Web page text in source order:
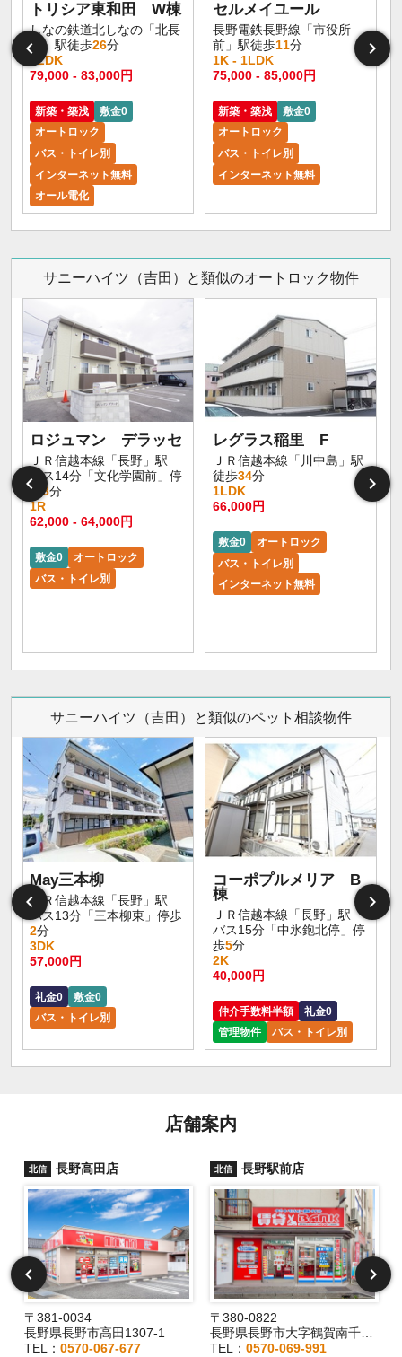
トリシア東和田 W棟
しなの鉄道北しなの「北長
野」駅徒歩26分
1LDK
79,000 - 83,000円
新築・築浅
敷金0
オートロック
バス・トイレ別
インターネット無料
オール電化
セルメイユール
長野電鉄長野線「市役所
前」駅徒歩11分
1K - 1LDK
75,000 - 85,000円
新築・築浅
敷金0
オートロック
バス・トイレ別
インターネット無料
サニーハイツ（吉田）と類似のオートロック物件
ロジュマン デラッセ
ＪＲ信越本線「長野」駅
バス14分「文化学園前」停
歩 3分
1R
62,000 - 64,000円
敷金0
オートロック
バス・トイレ別
レグラス稲里 F
ＪＲ信越本線「川中島」駅
徒歩34分
1LDK
66,000円
敷金0
オートロック
バス・トイレ別
インターネット無料
サニーハイツ（吉田）と類似のペット相談物件
May三本柳
ＪＲ信越本線「長野」駅
バス13分「三本柳東」停歩
2分
3DK
57,000円
礼金0
敷金0
バス・トイレ別
コーポプルメリア B
棟
ＪＲ信越本線「長野」駅
バス15分「中氷鉋北停」停
歩5分
2K
40,000円
仲介手数料半額
礼金0
管理物件
バス・トイレ別
店舗案内
北信 長野高田店
〒381-0034
長野県長野市高田1307-1
TEL： 0570-067-677
北信 長野駅前店
〒380-0822
長野県長野市大字鶴賀南千歳町826
TEL： 0570-069-991